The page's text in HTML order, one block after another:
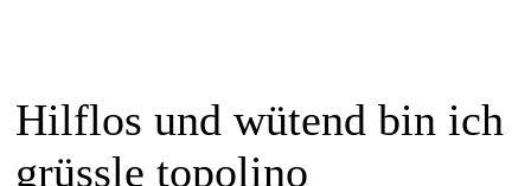
Hilflos und wütend bin ich
grüssle topolino